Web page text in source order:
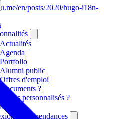
Actualités
Agenda
Portfolio
Alumni public
Offres d'emploi
Documents ?
Objets personnalisés ?
et dépendances
en/posts/2020/hugo-i18n-